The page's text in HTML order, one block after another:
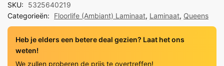
bruin
eiken
quantity
SKU:
5325640219
Categorieën:
Floorlife (Ambiant) Laminaat, Laminaat, Queens
Heb je elders een betere deal gezien? Laat het ons
weten!
We zullen proberen de prijs te overtreffen!